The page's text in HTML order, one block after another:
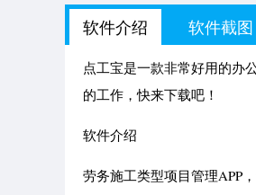
软件介绍 软件截图
点工宝是一款非常好用的办
的工作，快来下载吧！
软件介绍
劳务施工类型项目管理APP